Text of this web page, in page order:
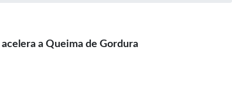
a Queima de Gordura